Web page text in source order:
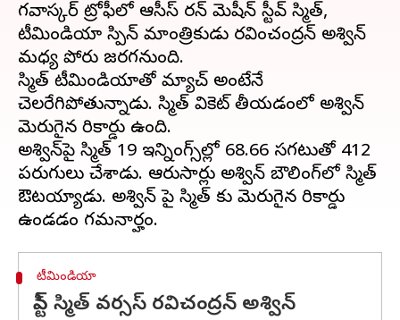
గవాస్కర్ ట్రోఫీలో ఆసీస్ రన్ మెషీన్ స్టీవ్ స్మిత్,
టీమిండియా స్పిన్ మాంత్రికుడు రవించంద్రన్ అశ్విన్
మధ్య పోరు జరగనుంది.
స్మిత్ టీమిండియాతో మ్యాచ్ అంటేనే
చెలరేగిపోతున్నాడు. స్మిత్ వికెట్ తీయడంలో అశ్విన్
మెరుగైన రికార్డు ఉంది.
అశ్విన్‌పై స్మిత్ 19 ఇన్నింగ్స్‌ల్లో 68.66 సగటుతో 412
పరుగులు చేశాడు. ఆరుసార్లు అశ్విన్ బౌలింగ్‌లో స్మిత్
ఔటయ్యాడు. అశ్విన్ పై స్మిత్ కు మెరుగైన రికార్డు
టీమిండియా
స్టీవ్ స్మిత్ వర్సస్ రవిచంద్రన్ అశ్విన్